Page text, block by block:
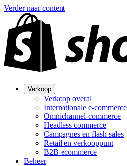
Verder naar content
Verkoop
Verkoop overal
Internationale e-commerce
Omnichannel-commerce
Headless commerce
Campagnes en flash sales
Retail en verkooppunt
B2B-ecommerce
Beheer